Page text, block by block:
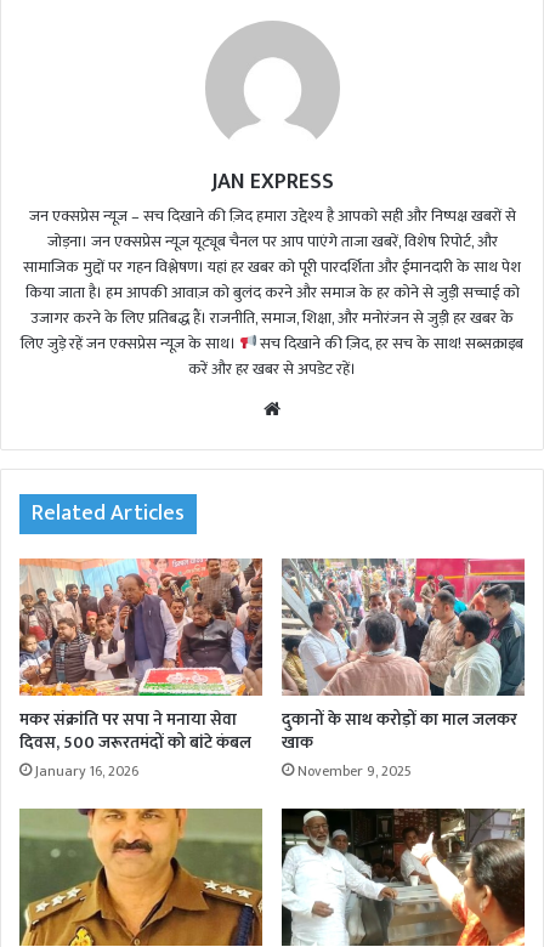
JAN EXPRESS
जन एक्सप्रेस न्यूज़ – सच दिखाने की ज़िद हमारा उद्देश्य है आपको सही और निष्पक्ष खबरों से
जोड़ना। जन एक्सप्रेस न्यूज़ यूट्यूब चैनल पर आप पाएंगे ताजा खबरें, विशेष रिपोर्ट, और
सामाजिक मुद्दों पर गहन विश्लेषण। यहां हर खबर को पूरी पारदर्शिता और ईमानदारी के साथ पेश
किया जाता है। हम आपकी आवाज़ को बुलंद करने और समाज के हर कोने से जुड़ी सच्चाई को
उजागर करने के लिए प्रतिबद्ध हैं। राजनीति, समाज, शिक्षा, और मनोरंजन से जुड़ी हर खबर के
लिए जुड़े रहें जन एक्सप्रेस न्यूज़ के साथ।
सच दिखाने की ज़िद, हर सच के साथ! सब्सक्राइब
करें और हर खबर से अपडेट रहें।
te
Related Articles
मकर संक्रांति पर सपा ने मनाया सेवा
दिवस, 500 जरूरतमंदों को बांटे कंबल
January 16, 2026
दुकानों के साथ करोड़ों का माल जलकर
खाक
November 9, 2025